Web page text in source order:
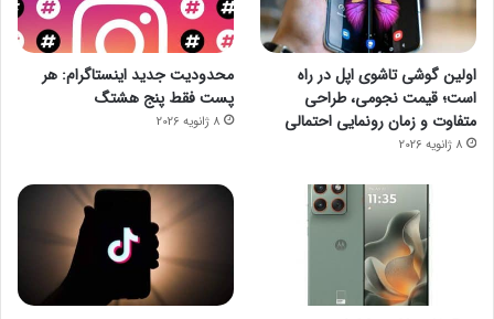
اولین گوشی تاشوی اپل در راه
است؛ قیمت نجومی، طراحی
متفاوت و زمان رونمایی احتمالی
8 ژانویه 2026
محدودیت جدید اینستاگرام: هر
پست فقط پنج هشتگ
8 ژانویه 2026